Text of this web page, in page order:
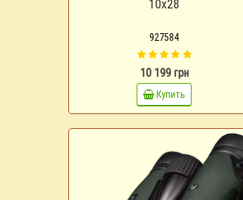
10x28
927584
10 199 грн
Купить